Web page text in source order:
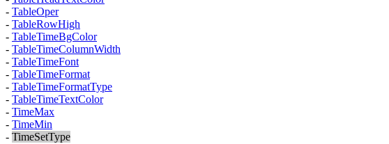
- TableOper
- TableRowHigh
- TableTimeBgColor
- TableTimeColumnWidth
- TableTimeFont
- TableTimeFormat
- TableTimeFormatType
- TableTimeTextColor
- TimeMax
- TimeMin
- TimeSetType